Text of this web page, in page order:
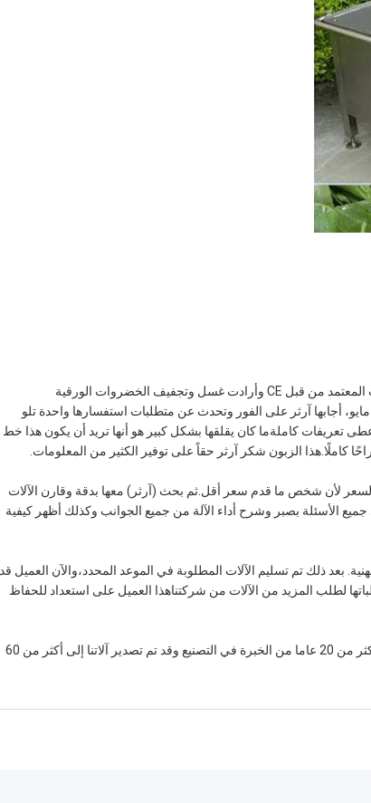
في 5 مايو 2021 ، أرسلت عميلة بلغارية استفساراً حول خط معالجة الخضروات المعتمد من قبل CE وأرادت غسل وتجفيف الخضروات الورقية
أجابها آرثر على الفور وتحدث عن متطلبات استفسارها واحدة تلو
تعريفات كاملةما كان يقلقها بشكل كبير هو أنها تريد أن يكون هذا خط
كاملًا.هذا الزبون شكر آرثر حقاً على توفير الكثير من المعلومات.
لأن شخص ما قدم سعر أقل.ثم بحث (آرثر) معها بدقة وقارن الآلات
جميع الأسئلة بصبر وشرح أداء الآلة من جميع الجوانب وكذلك أظهر كيفية
المهنية. بعد ذلك تم تسليم الآلات المطلوبة في الموعد المحدد،والآن العميل قد
لطلب المزيد من الآلات من شركتناهذا العميل على استعداد للحفاظ
نحن الشركة الرائدة في صناعة / التوريد / تصدير الآلات الغذائية في الصين مع أكثر من 20 عاما من الخبرة في التصنيع وقد تم تصدير آلاتنا إلى أكثر من 60